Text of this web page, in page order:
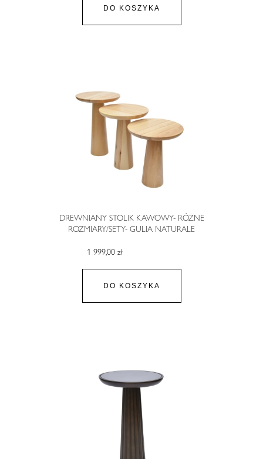
DO KOSZYKA
DREWNIANY STOLIK KAWOWY- RÓŻNE
ROZMIARY/SETY- GULIA NATURALE
1 999,00 zł
DO KOSZYKA